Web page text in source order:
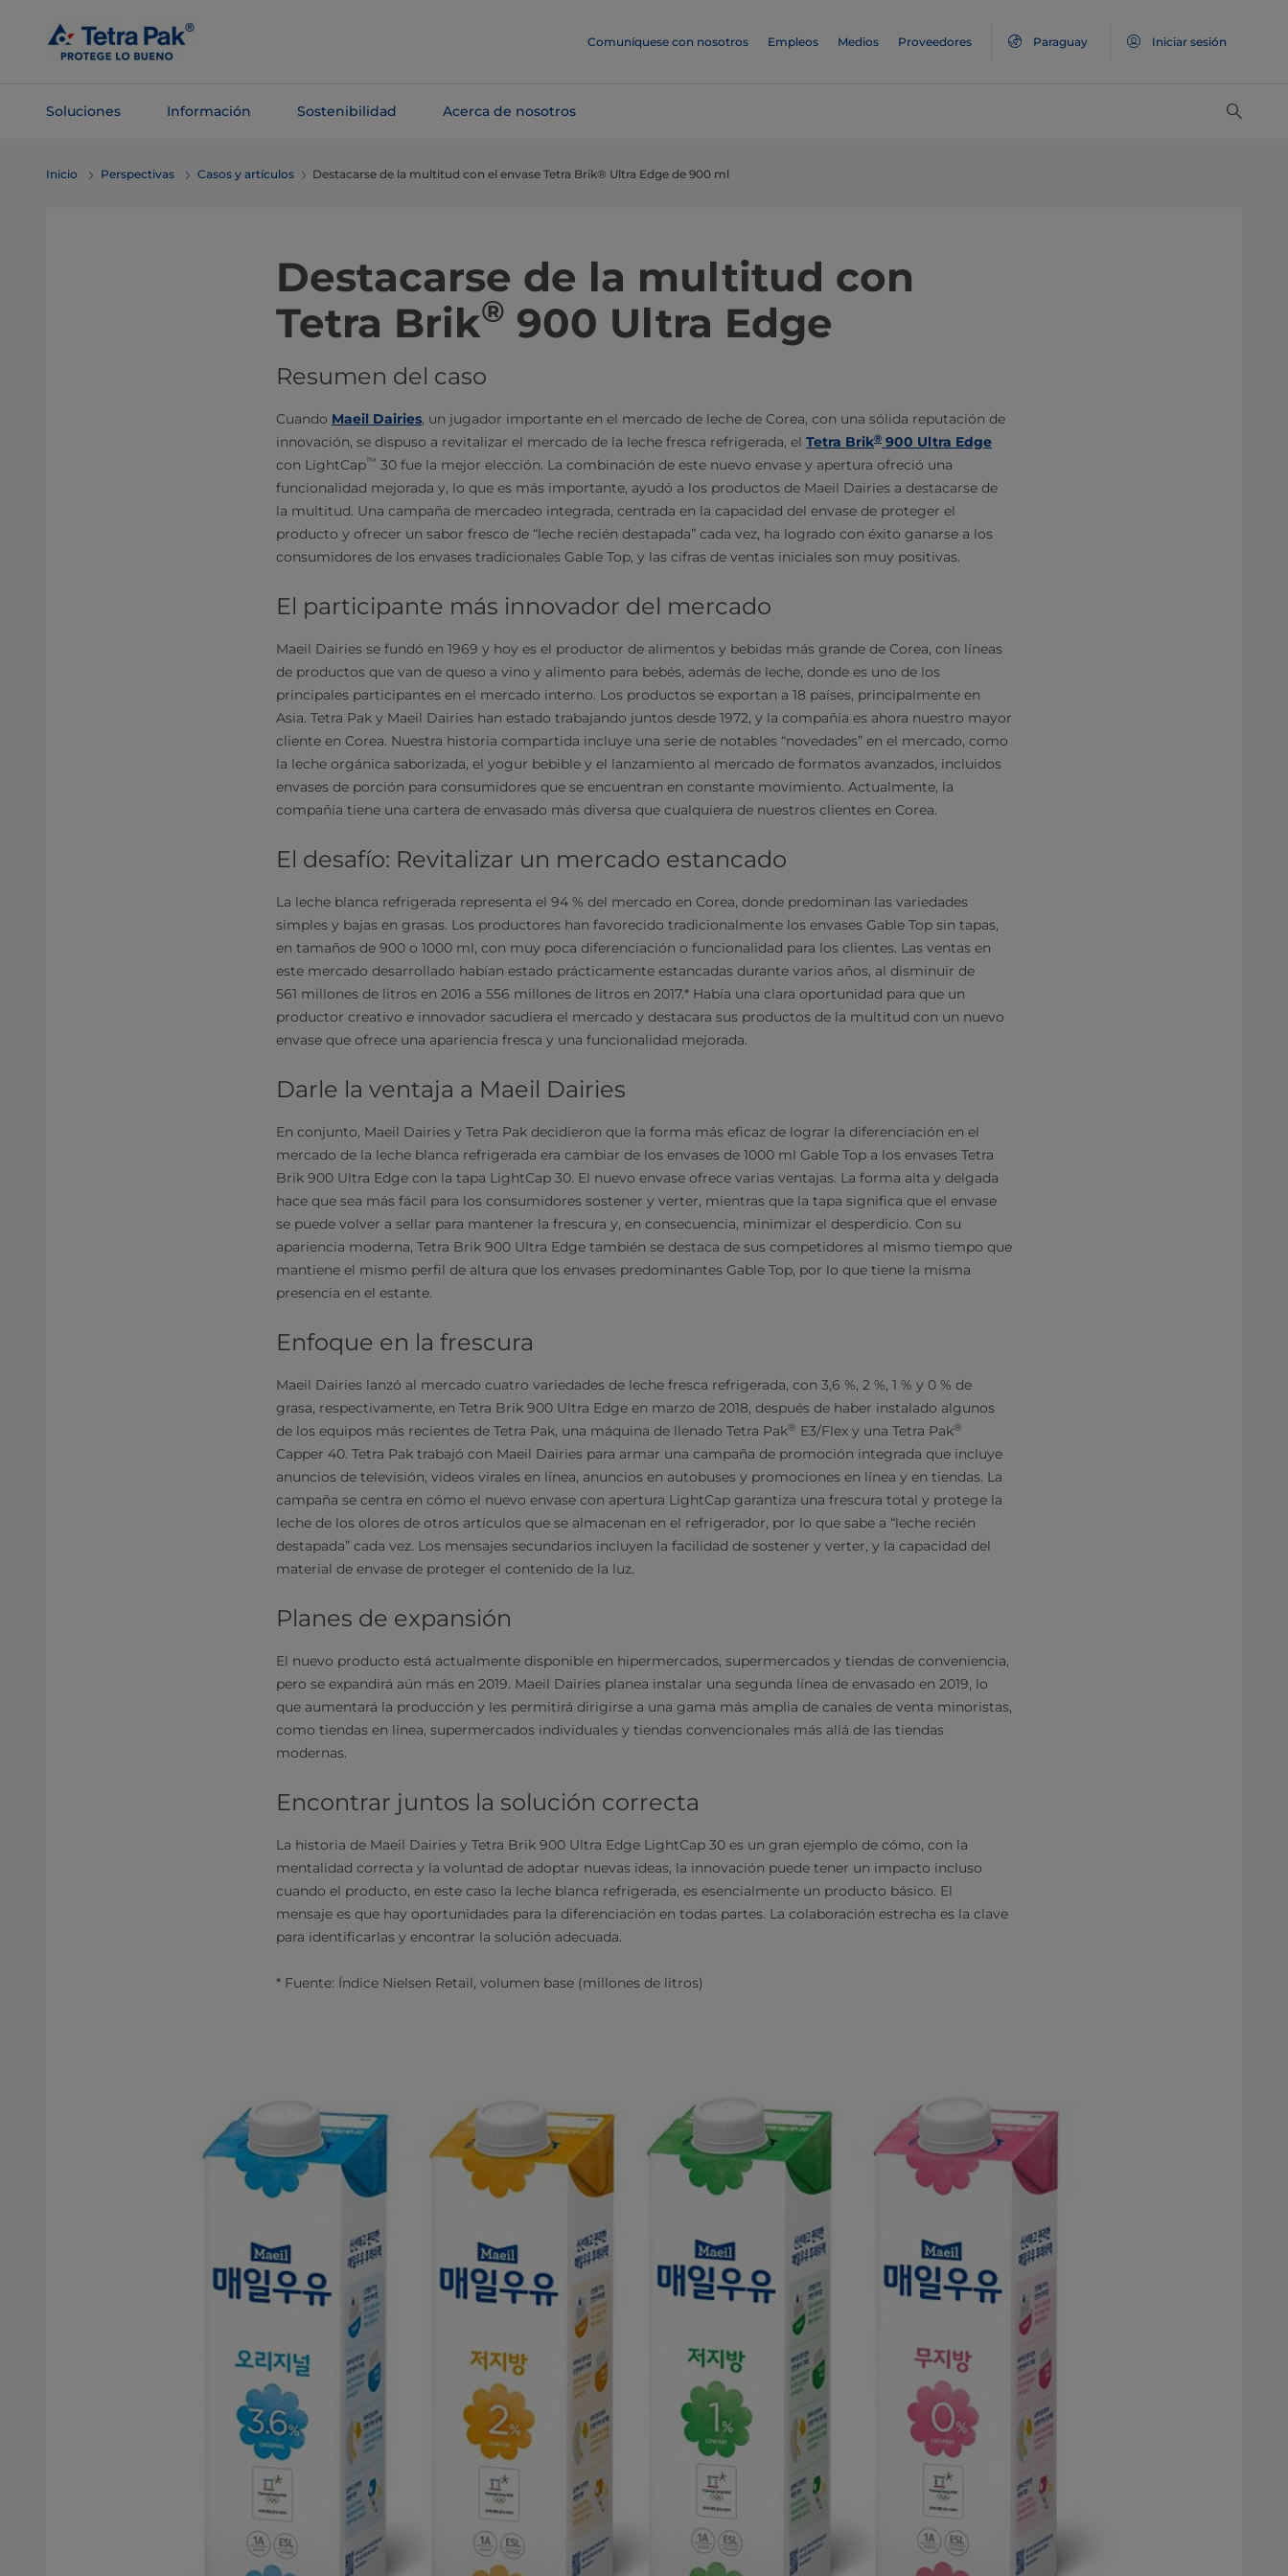
contenido
principal
Comuníquese con nosotros Empleos Medios Proveedores Paraguay Iniciar sesión
Soluciones Información Sostenibilidad Acerca de nosotros
navegación
Inicio Perspectivas Casos y artículos Destacarse de la multitud con el envase Tetra Brik® Ultra Edge de 900 ml
Destacarse de la multitud con
Tetra Brik® 900 Ultra Edge
Resumen del caso
Cuando Maeil Dairies, un jugador importante en el mercado de leche de Corea, con una sólida reputación de
innovación, se dispuso a revitalizar el mercado de la leche fresca refrigerada, el Tetra Brik® 900 Ultra Edge
con LightCap™ 30 fue la mejor elección. La combinación de este nuevo envase y apertura ofreció una
funcionalidad mejorada y, lo que es más importante, ayudó a los productos de Maeil Dairies a destacarse de
la multitud. Una campaña de mercadeo integrada, centrada en la capacidad del envase de proteger el
producto y ofrecer un sabor fresco de “leche recién destapada” cada vez, ha logrado con éxito ganarse a los
consumidores de los envases tradicionales Gable Top, y las cifras de ventas iniciales son muy positivas.
El participante más innovador del mercado
Maeil Dairies se fundó en 1969 y hoy es el productor de alimentos y bebidas más grande de Corea, con líneas
de productos que van de queso a vino y alimento para bebés, además de leche, donde es uno de los
principales participantes en el mercado interno. Los productos se exportan a 18 países, principalmente en
Asia. Tetra Pak y Maeil Dairies han estado trabajando juntos desde 1972, y la compañía es ahora nuestro mayor
cliente en Corea. Nuestra historia compartida incluye una serie de notables “novedades” en el mercado, como
la leche orgánica saborizada, el yogur bebible y el lanzamiento al mercado de formatos avanzados, incluidos
envases de porción para consumidores que se encuentran en constante movimiento. Actualmente, la
compañía tiene una cartera de envasado más diversa que cualquiera de nuestros clientes en Corea.
El desafío: Revitalizar un mercado estancado
La leche blanca refrigerada representa el 94 % del mercado en Corea, donde predominan las variedades
simples y bajas en grasas. Los productores han favorecido tradicionalmente los envases Gable Top sin tapas,
en tamaños de 900 o 1000 ml, con muy poca diferenciación o funcionalidad para los clientes. Las ventas en
este mercado desarrollado habían estado prácticamente estancadas durante varios años, al disminuir de
561 millones de litros en 2016 a 556 millones de litros en 2017.* Había una clara oportunidad para que un
productor creativo e innovador sacudiera el mercado y destacara sus productos de la multitud con un nuevo
envase que ofrece una apariencia fresca y una funcionalidad mejorada.
Darle la ventaja a Maeil Dairies
En conjunto, Maeil Dairies y Tetra Pak decidieron que la forma más eficaz de lograr la diferenciación en el
mercado de la leche blanca refrigerada era cambiar de los envases de 1000 ml Gable Top a los envases Tetra
Brik 900 Ultra Edge con la tapa LightCap 30. El nuevo envase ofrece varias ventajas. La forma alta y delgada
hace que sea más fácil para los consumidores sostener y verter, mientras que la tapa significa que el envase
se puede volver a sellar para mantener la frescura y, en consecuencia, minimizar el desperdicio. Con su
apariencia moderna, Tetra Brik 900 Ultra Edge también se destaca de sus competidores al mismo tiempo que
mantiene el mismo perfil de altura que los envases predominantes Gable Top, por lo que tiene la misma
presencia en el estante.
Enfoque en la frescura
Maeil Dairies lanzó al mercado cuatro variedades de leche fresca refrigerada, con 3,6 %, 2 %, 1 % y 0 % de
grasa, respectivamente, en Tetra Brik 900 Ultra Edge en marzo de 2018, después de haber instalado algunos
de los equipos más recientes de Tetra Pak, una máquina de llenado Tetra Pak® E3/Flex y una Tetra Pak®
Capper 40. Tetra Pak trabajó con Maeil Dairies para armar una campaña de promoción integrada que incluye
anuncios de televisión, videos virales en línea, anuncios en autobuses y promociones en línea y en tiendas. La
campaña se centra en cómo el nuevo envase con apertura LightCap garantiza una frescura total y protege la
leche de los olores de otros artículos que se almacenan en el refrigerador, por lo que sabe a “leche recién
destapada” cada vez. Los mensajes secundarios incluyen la facilidad de sostener y verter, y la capacidad del
material de envase de proteger el contenido de la luz.
Planes de expansión
El nuevo producto está actualmente disponible en hipermercados, supermercados y tiendas de conveniencia,
pero se expandirá aún más en 2019. Maeil Dairies planea instalar una segunda línea de envasado en 2019, lo
que aumentará la producción y les permitirá dirigirse a una gama más amplia de canales de venta minoristas,
como tiendas en línea, supermercados individuales y tiendas convencionales más allá de las tiendas
modernas.
Encontrar juntos la solución correcta
La historia de Maeil Dairies y Tetra Brik 900 Ultra Edge LightCap 30 es un gran ejemplo de cómo, con la
mentalidad correcta y la voluntad de adoptar nuevas ideas, la innovación puede tener un impacto incluso
cuando el producto, en este caso la leche blanca refrigerada, es esencialmente un producto básico. El
mensaje es que hay oportunidades para la diferenciación en todas partes. La colaboración estrecha es la clave
para identificarlas y encontrar la solución adecuada.
* Fuente: Índice Nielsen Retail, volumen base (millones de litros)